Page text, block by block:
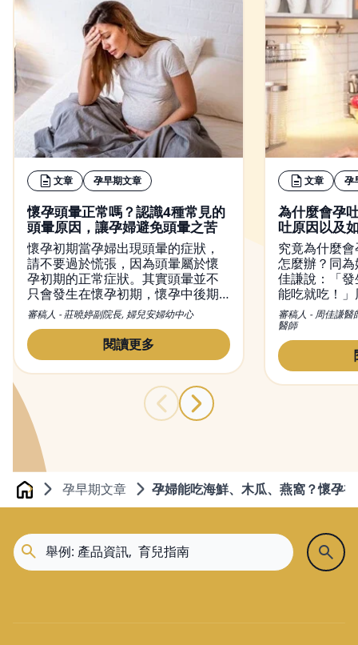
文章 孕早期文章
懷孕頭暈正常嗎？認識4種常見的
頭暈原因，讓孕婦避免頭暈之苦
懷孕初期當孕婦出現頭暈的症狀，
請不要過於慌張，因為頭暈屬於懷
孕初期的正常症狀。其實頭暈並不
只會發生在懷孕初期，懷孕中後期
也有可能出現頭暈現象。然而，造
成懷孕頭暈的原因有很多種，從懷
孕初期到晚期都有可能出現頭暈的
症狀，而改善頭暈的方法也不盡相
同，本文不僅會介紹頭暈的原因，
同時也會提供緩解懷孕頭暈的方
審稿人 - 莊曉婷副院長, 婦兒安婦幼中心
閱讀更多
文章 孕
為什麼會孕
吐原因以及
究竟為什麼
怎麼辦？同
佳謙說：「
能吃就吃！
初期孕吐經
和容易引起
量多餐的進
胃酸，舒緩
審稿人 - 周佳謙醫
醫師
Home 孕早期文章 孕婦能吃海鮮、木瓜、燕窩？懷孕